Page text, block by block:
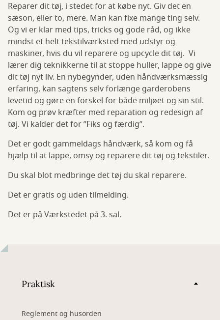
Reparer dit tøj, i stedet for at købe nyt. Giv det en
sæson, eller to, mere. Man kan fixe mange ting selv.
Og vi er klar med tips, tricks og gode råd, og ikke
mindst et helt tekstilværksted med udstyr og
maskiner, hvis du vil reparere og upcycle dit tøj. Vi
lærer dig teknikkerne til at stoppe huller, lappe og give
dit tøj nyt liv. En nybegynder, uden håndværksmæssig
erfaring, kan sagtens selv forlænge garderobens
levetid og gøre en forskel for både miljøet og sin stil.
Kom og prøv kræfter med reparation og redesign af
tøj. Vi kalder det for ”Fiks og færdig”.
Det er godt gammeldags håndværk, så kom og få
hjælp til at lappe, omsy og reparere dit tøj og tekstiler.
Du skal blot medbringe det tøj du skal reparere.
Det er gratis og uden tilmelding.
Det er på Værkstedet på 3. sal.
Praktisk
Reglement og husorden